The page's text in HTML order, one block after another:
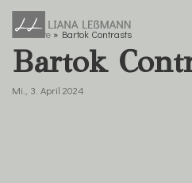
Zum
Inhalt
Startseite » Bartok Contrasts
Bartok
Mi., 3. April 2024